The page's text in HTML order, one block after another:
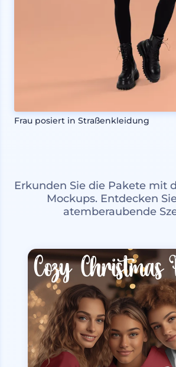
Frau posiert in Straßenkleidung
Erkunden Sie die Pakete mit
Mockups. Entdecken
atemberaubende